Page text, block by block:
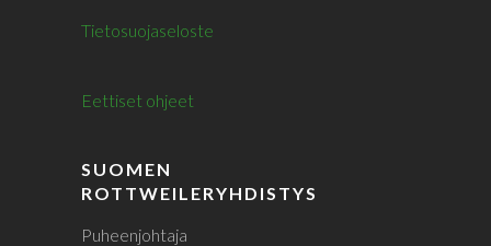
Tietosuojaseloste
Eettiset ohjeet
SUOMEN
ROTTWEILERYHDISTYS
Puheenjohtaja